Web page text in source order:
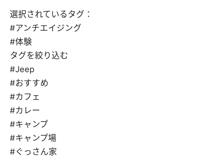
選択されているタグ：
#アンチエイジング
#体験
タグを絞り込む
#Jeep
#おすすめ
#カフェ
#カレー
#キャンプ
#キャンプ場
#ぐっさん家